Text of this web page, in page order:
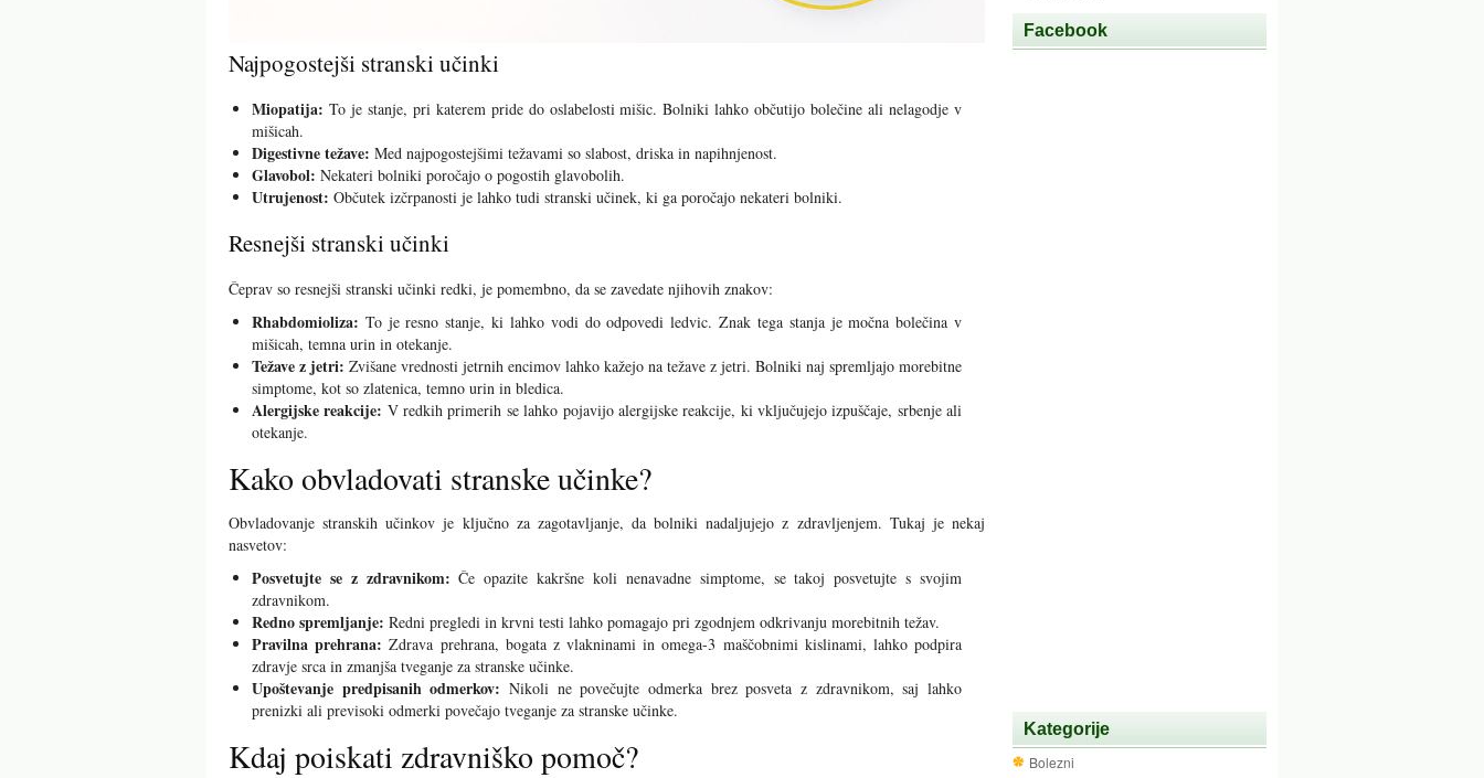
Najpogostejši stranski učinki
Miopatija: To je stanje, pri katerem pride do oslabelosti mišic. Bolniki lahko občutijo bolečine ali nelagodje v
mišicah.
Digestivne težave: Med najpogostejšimi težavami so slabost, driska in napihnjenost.
Glavobol: Nekateri bolniki poročajo o pogostih glavobolih.
Utrujenost: Občutek izčrpanosti je lahko tudi stranski učinek, ki ga poročajo nekateri bolniki.
Resnejši stranski učinki
Čeprav so resnejši stranski učinki redki, je pomembno, da se zavedate njihovih znakov:
Rhabdomioliza: To je resno stanje, ki lahko vodi do odpovedi ledvic. Znak tega stanja je močna bolečina v
mišicah, temna urin in otekanje.
Težave z jetri: Zvišane vrednosti jetrnih encimov lahko kažejo na težave z jetri. Bolniki naj spremljajo morebitne
simptome, kot so zlatenica, temno urin in bledica.
Alergijske reakcije: V redkih primerih se lahko pojavijo alergijske reakcije, ki vključujejo izpuščaje, srbenje ali
otekanje.
Kako obvladovati stranske učinke?
Obvladovanje stranskih učinkov je ključno za zagotavljanje, da bolniki nadaljujejo z zdravljenjem. Tukaj je nekaj
nasvetov:
Posvetujte se z zdravnikom: Če opazite kakršne koli nenavadne simptome, se takoj posvetujte s svojim
zdravnikom.
Redno spremljanje: Redni pregledi in krvni testi lahko pomagajo pri zgodnjem odkrivanju morebitnih težav.
Pravilna prehrana: Zdrava prehrana, bogata z vlakninami in omega-3 maščobnimi kislinami, lahko podpira
zdravje srca in zmanjša tveganje za stranske učinke.
Upoštevanje predpisanih odmerkov: Nikoli ne povečujte odmerka brez posveta z zdravnikom, saj lahko
prenizki ali previsoki odmerki povečajo tveganje za stranske učinke.
Kdaj poiskati zdravniško pomoč?
Facebook
Kategorije
Bolezni